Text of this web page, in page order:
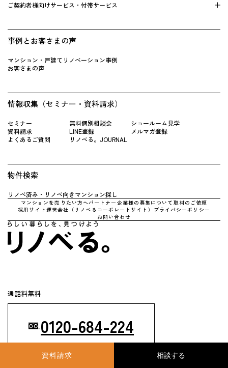
資料請求
通話料無料
0120-684-224
ご契約者様向けサービス・付帯サービス
事例とお客さまの声
マンション・戸建てリノベーション事例
お客さまの声
情報収集（セミナー・資料請求）
セミナー 無料個別相談会
ショールーム見学
資料請求
LINE登録
メルマガ登録
よくあるご質問
リノベる。JOURNAL
物件検索
リノベ済み・リノベ向きマンション探し
マンションを売りたい方へパートナー企業様の募集について 取材のご依頼
採用サイト運営会社（リノべるコーポレートサイト） プライバシーポリシー
お問い合わせ